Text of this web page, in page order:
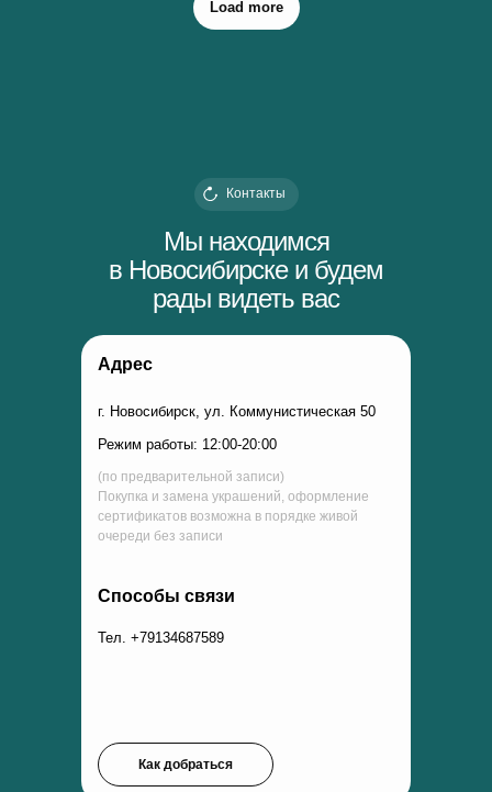
Load more
Мы находимся
в Новосибирске и будем
рады видеть вас
Контакты
Адрес
Способы связи
г. Новосибирск, ул. Коммунистическая 50
Тел. +79134687589
Режим работы: 12:00-20:00
(по предварительной записи)
Покупка и замена украшений, оформление
сертификатов возможна в порядке живой
очереди без записи
Как добраться